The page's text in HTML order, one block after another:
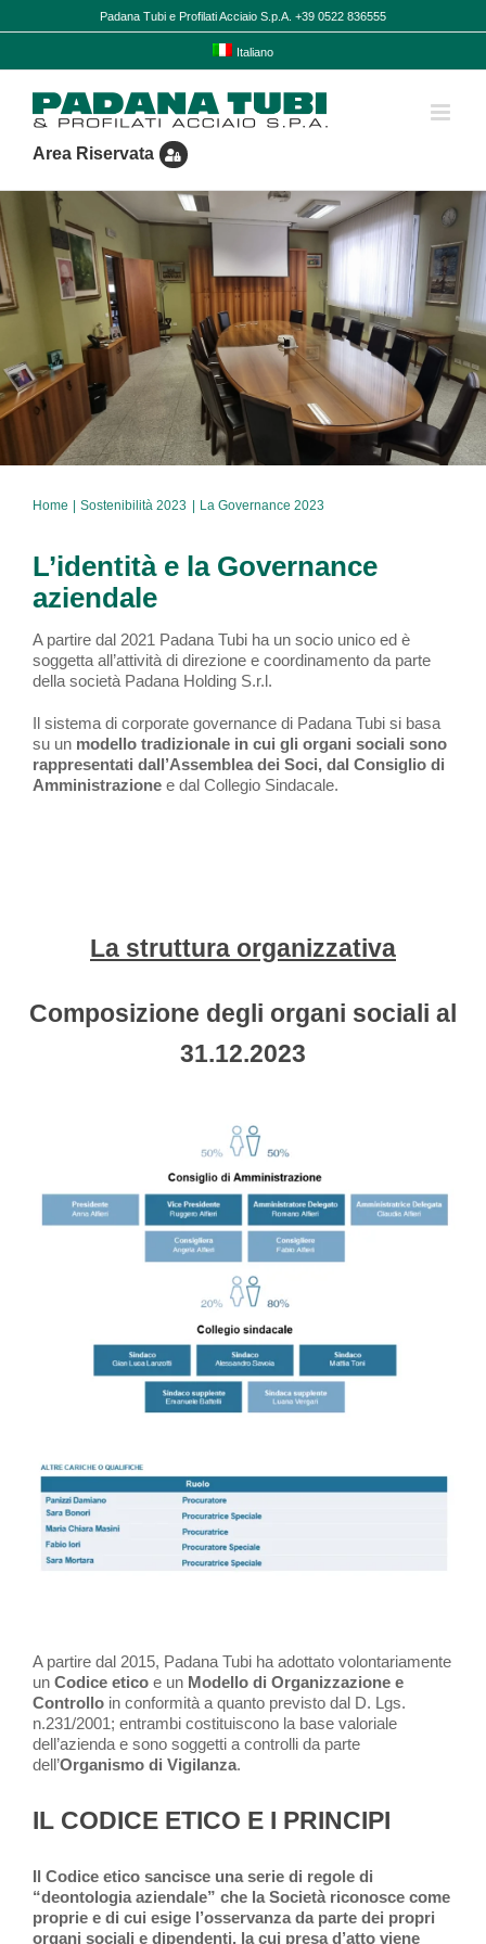
al
Padana Tubi e Profilati Acciaio S.p.A. +39 0522 836555
Italiano
Area Riservata
Home Sostenibilità 2023 La Governance 2023
L’identità e la Governance
aziendale
A partire dal 2021 Padana Tubi ha un socio unico ed è
soggetta all’attività di direzione e coordinamento da parte
della società Padana Holding S.r.l.
Il sistema di corporate governance di Padana Tubi si basa
su un modello tradizionale in cui gli organi sociali sono
rappresentati dall’Assemblea dei Soci, dal Consiglio di
Amministrazione e dal Collegio Sindacale.
La struttura organizzativa
Composizione degli organi sociali al
31.12.2023
A partire dal 2015, Padana Tubi ha adottato volontariamente
un Codice etico e un Modello di Organizzazione e
Controllo in conformità a quanto previsto dal D. Lgs.
n.231/2001; entrambi costituiscono la base valoriale
dell’azienda e sono soggetti a controlli da parte
dell’Organismo di Vigilanza.
IL CODICE ETICO E I PRINCIPI
Il Codice etico sancisce una serie di regole di
“deontologia aziendale” che la Società riconosce come
proprie e di cui esige l’osservanza da parte dei propri
organi sociali e dipendenti, la cui presa d’atto viene